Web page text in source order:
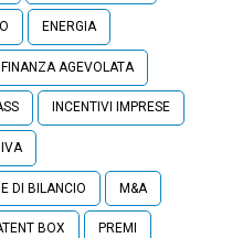
ENERGIA
FINANZA AGEVOLATA
INCENTIVI IMPRESE
IVA
DI BILANCIO M&A
BOX PREMI